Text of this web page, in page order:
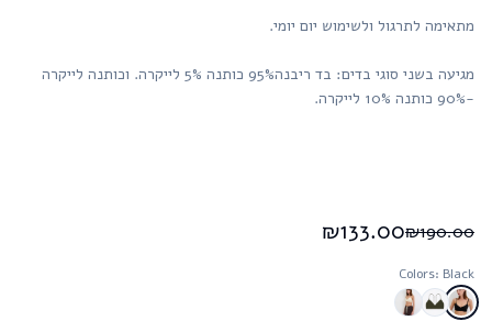
מתאימה לתרגול ולשימוש יום יומי.
מגיעה בשני סוגי בדים: בד ריבנה95% כותנה 5% לייקרה. וכותנה לייקרה
-90% כותנה 10% לייקרה.
₪190.00
₪133.00
Colors: Black